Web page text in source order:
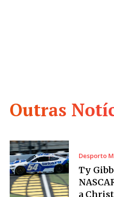
Outras
Desporto
Ty
a